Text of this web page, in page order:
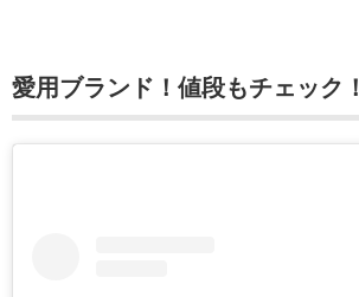
愛用ブランド！値段もチェック！